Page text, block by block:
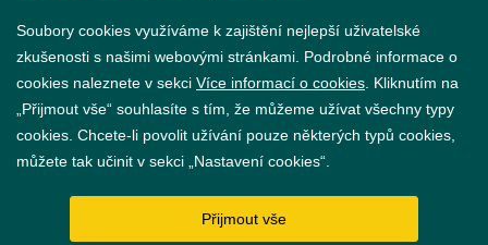
GDPR
Nastavení cookies
Soubory cookies využíváme k zajištění nejlepší uživatelské
zkušenosti s našimi webovými stránkami. Podrobné informace o
cookies naleznete v sekci Více informací o cookies . Kliknutím na
„Přijmout vše“ souhlasíte s tím, že můžeme užívat všechny typy
cookies. Chcete-li povolit užívání pouze některých typů cookies,
můžete tak učinit v sekci „Nastavení cookies“.
Přijmout vše